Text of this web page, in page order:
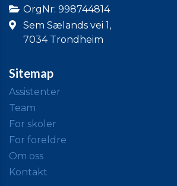
OrgNr: 998744814
Sem Sælands vei 1,
7034 Trondheim
Sitemap
Assistenter
Team
For skoler
For foreldre
Om oss
Kontakt